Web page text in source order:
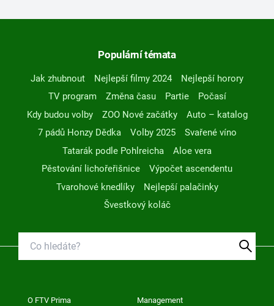
Populární témata
Jak zhubnout Nejlepší filmy 2024
Nejlepší horory
TV program
Změna času Partie
Počasí
Kdy budou volby
ZOO Nové začátky
Auto – katalog
7 pádů Honzy Dědka
Volby 2025
Svařené víno
Tatarák podle Pohlreicha
Aloe vera
Pěstování lichořeřišnice
Výpočet ascendentu
Tvarohové knedlíky
Nejlepší palačinky
Švestkový koláč
O FTV Prima Management